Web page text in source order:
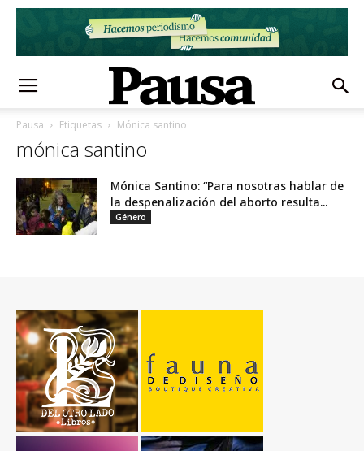
Pausa Etiquetas Mónica santino
mónica santino
Mónica Santino: “Para nosotras hablar de
la despenalización del aborto resulta...
Género